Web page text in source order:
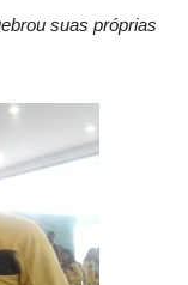
suas próprias